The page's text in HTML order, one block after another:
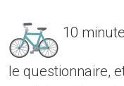
10
le questionnaire,